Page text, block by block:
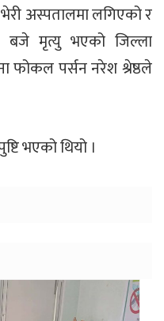
अस्पतालमा लगिएको र
बजे मृत्यु भएको जिल्ला
फोकल पर्सन नरेश श्रेष्ठले
भएको थियो ।